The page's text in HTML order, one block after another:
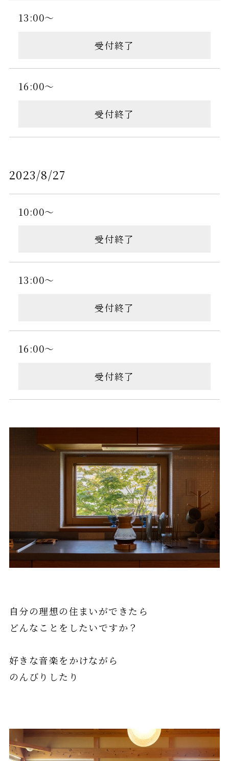
13:00～
受付終了
16:00～
受付終了
2023/8/27
10:00～
受付終了
13:00～
受付終了
16:00～
受付終了
自分の理想の住まいができたら
どんなことをしたいですか？
好きな音楽をかけながら
のんびりしたり